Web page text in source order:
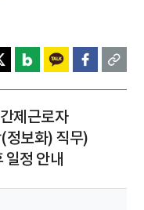
제근로자
정보화) 직무)
일정 안내